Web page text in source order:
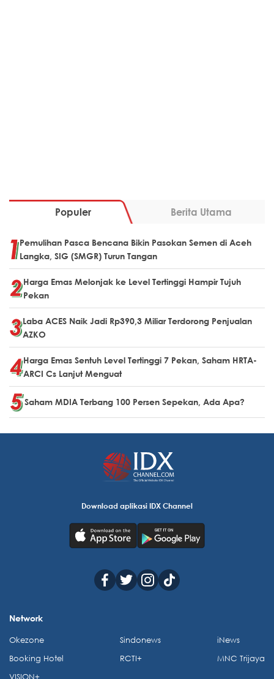
Populer Berita Utama
Pemulihan Pasca Bencana Bikin Pasokan Semen di Aceh
Langka, SIG (SMGR) Turun Tangan
Harga Emas Melonjak ke Level Tertinggi Hampir Tujuh
Pekan
Laba ACES Naik Jadi Rp390,3 Miliar Terdorong Penjualan
AZKO
Harga Emas Sentuh Level Tertinggi 7 Pekan, Saham HRTA-
ARCI Cs Lanjut Menguat
Saham MDIA Terbang 100 Persen Sepekan, Ada Apa?
Download aplikasi IDX Channel
Network
Okezone
Booking Hotel
VISION+
Sindonews
RCTI+
iNews
MNC Trijaya